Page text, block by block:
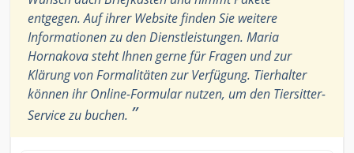
entgegen. Auf ihrer Website finden Sie weitere
Informationen zu den Dienstleistungen. Maria
Hornakova steht Ihnen gerne für Fragen und zur
Klärung von Formalitäten zur Verfügung. Tierhalter
können ihr Online-Formular nutzen, um den Tiersitter-
Service zu buchen. ”